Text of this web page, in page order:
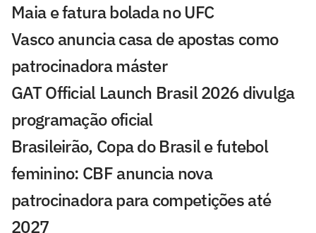
Maia e fatura bolada no UFC
Vasco anuncia casa de apostas como
patrocinadora máster
GAT Official Launch Brasil 2026 divulga
programação oficial
Brasileirão, Copa do Brasil e futebol
feminino: CBF anuncia nova
patrocinadora para competições até
2027